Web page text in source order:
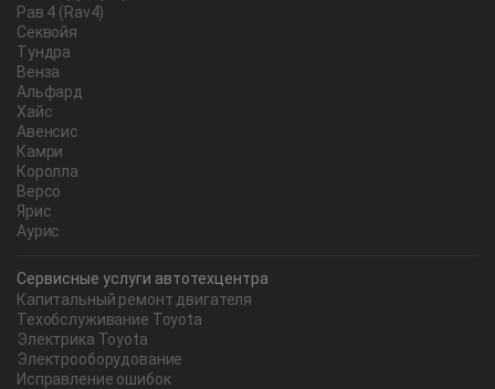
Рав 4 (Rav4)
Секвойя
Тундра
Венза
Альфард
Хайс
Авенсис
Камри
Королла
Версо
Ярис
Аурис
Сервисные услуги автотехцентра
Капитальный ремонт двигателя
Техобслуживание Toyota
Электрика Toyota
Электрооборудование
Исправление ошибок